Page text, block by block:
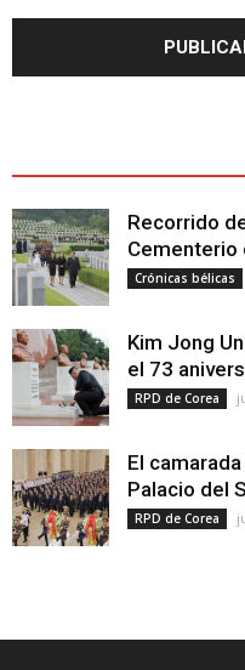
Recorrido
Cementerio
Crónicas bélicas
Kim Jong
el 73
RPD de Corea
El
Palacio del
RPD de Corea